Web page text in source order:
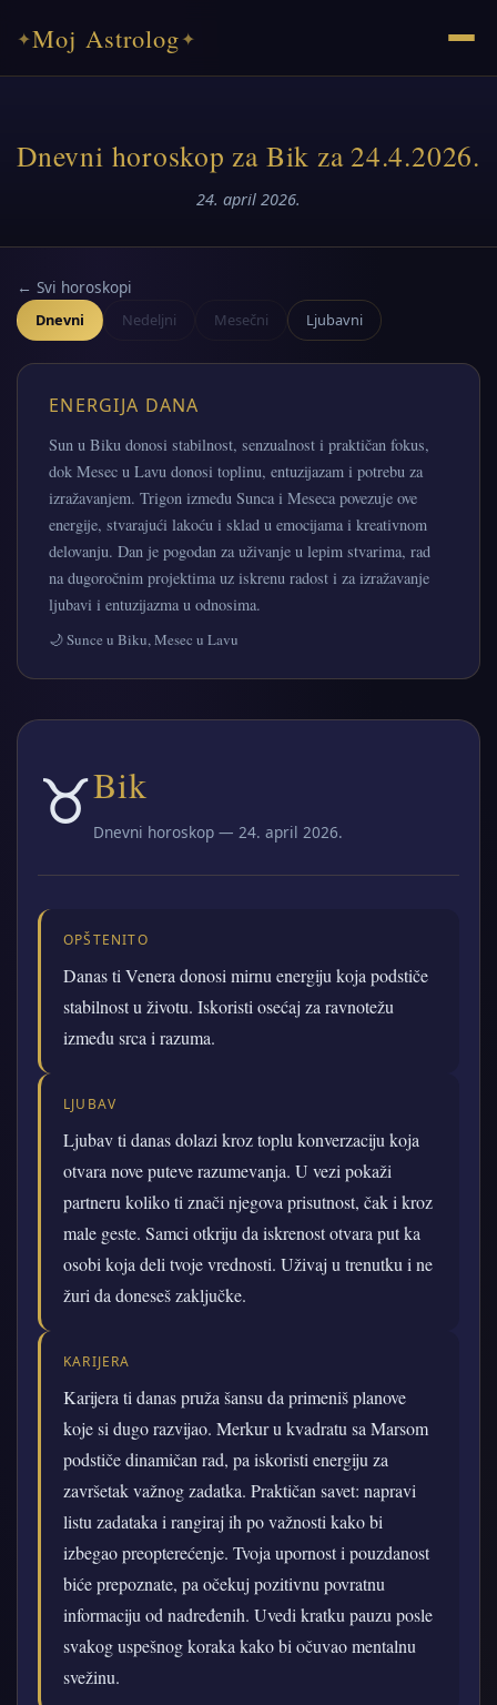
✦Moj Astrolog✦
Dnevni horoskop za Bik za 24.4.2026.
24. april 2026.
← Svi horoskopi
Dnevni Nedeljni Mesečni Ljubavni
ENERGIJA DANA
Sun u Biku donosi stabilnost, senzualnost i praktičan fokus,
dok Mesec u Lavu donosi toplinu, entuzijazam i potrebu za
izražavanjem. Trigon između Sunca i Meseca povezuje ove
energije, stvarajući lakoću i sklad u emocijama i kreativnom
delovanju. Dan je pogodan za uživanje u lepim stvarima, rad
na dugoročnim projektima uz iskrenu radost i za izražavanje
ljubavi i entuzijazma u odnosima.
🌙 Sunce u Biku, Mesec u Lavu
♉Bik
Dnevni horoskop — 24. april 2026.
OPŠTENITO
Danas ti Venera donosi mirnu energiju koja podstiče
stabilnost u životu. Iskoristi osećaj za ravnotežu
između srca i razuma.
LJUBAV
Ljubav ti danas dolazi kroz toplu konverzaciju koja
otvara nove puteve razumevanja. U vezi pokaži
partneru koliko ti znači njegova prisutnost, čak i kroz
male geste. Samci otkriju da iskrenost otvara put ka
osobi koja deli tvoje vrednosti. Uživaj u trenutku i ne
žuri da doneseš zaključke.
KARIJERA
Karijera ti danas pruža šansu da primeniš planove
koje si dugo razvijao. Merkur u kvadratu sa Marsom
podstiče dinamičan rad, pa iskoristi energiju za
završetak važnog zadatka. Praktičan savet: napravi
listu zadataka i rangiraj ih po važnosti kako bi
izbegao preopterećenje. Tvoja upornost i pouzdanost
biće prepoznate, pa očekuj pozitivnu povratnu
informaciju od nadređenih. Uvedi kratku pauzu posle
svakog uspešnog koraka kako bi očuvao mentalnu
svežinu.